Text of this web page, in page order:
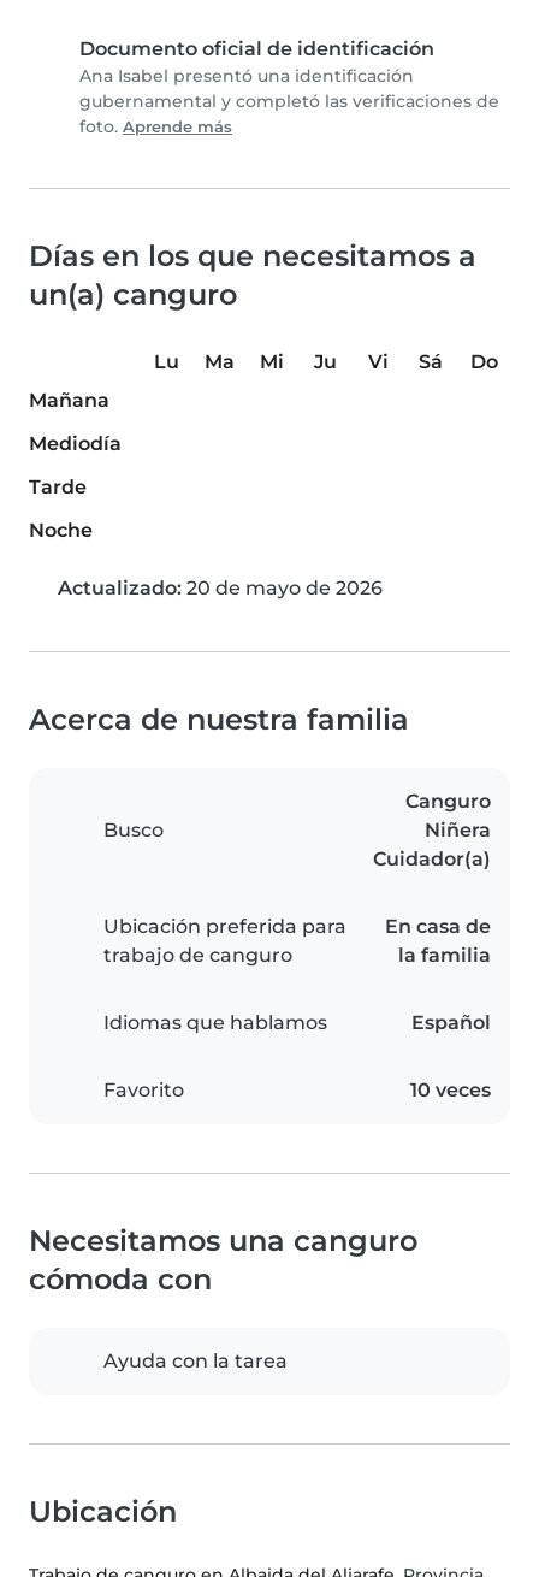
Documento oficial de identificación
Ana Isabel presentó una identificación
gubernamental y completó las verificaciones de
foto. Aprende más
Días en los que necesitamos a
un(a) canguro
Lu Ma Mi Ju Vi Sá
Do
Mañana
Mediodía
Tarde
Noche
Actualizado: 20 de mayo de 2026
Acerca de nuestra familia
Busco
Canguro
Niñera
Cuidador(a)
Ubicación preferida para
trabajo de canguro
En casa de
la familia
Idiomas que hablamos Español
Favorito 10 veces
Necesitamos una canguro
cómoda con
Ayuda con la tarea
Ubicación